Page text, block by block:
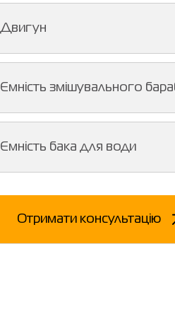
Двигун
Ємність змішувального
Ємність бака для води
Отримати консультацію